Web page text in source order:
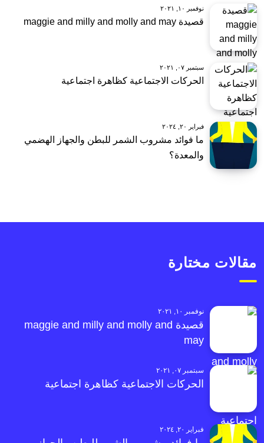
نوفمبر ١٠, ٢٠٢١
قصيدة maggie and milly and molly and may
سبتمبر ٠٧, ٢٠٢١
الحركات الاجتماعية كظاهرة اجتماعية
فبراير ٢٠, ٢٠٢٤
ما فوائد مشروب الشمر للبطن والجهاز الهضمي
والمعدة؟
مقالات مختارة
نوفمبر ١٠, ٢٠٢١
قصيدة maggie and milly and molly and
may
سبتمبر ٠٧, ٢٠٢١
الحركات الاجتماعية كظاهرة اجتماعية
فبراير ٢٠, ٢٠٢٤